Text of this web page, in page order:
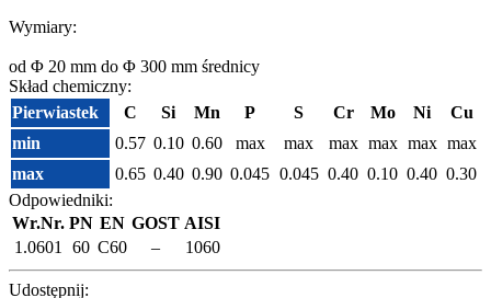
Wymiary:
od Φ 20 mm do Φ 300 mm średnicy
Skład chemiczny:
Pierwiastek
C Si Mn P S Cr Mo Ni
Cu
min
0.57 0.10 0.60 max max max max max max
max
0.65 0.40 0.90 0.045 0.045 0.40 0.10 0.40 0.30
Odpowiedniki:
Wr.Nr. PN EN GOST AISI
1.0601 60 C60 – 1060
Udostępnij: